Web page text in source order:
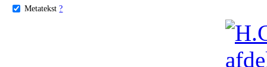
Metatekst ?